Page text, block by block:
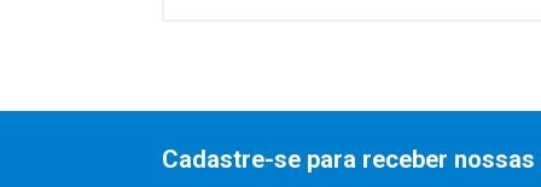
Cadastre-se para receber